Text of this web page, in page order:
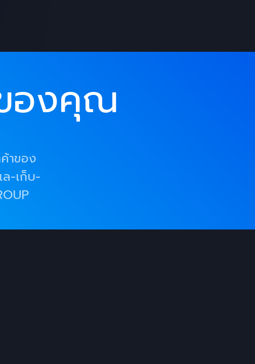
องคุณ
าของ
-เก็บ-